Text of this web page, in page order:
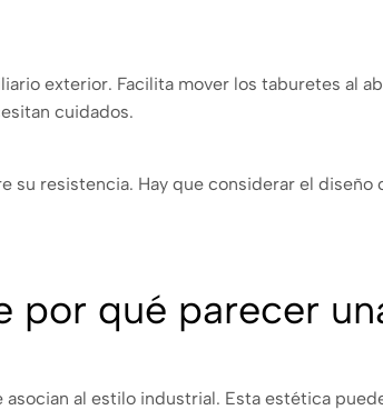
exterior. Facilita mover los taburetes al
cuidados.
su resistencia. Hay que considerar el
por qué parecer
al estilo industrial. Esta estética